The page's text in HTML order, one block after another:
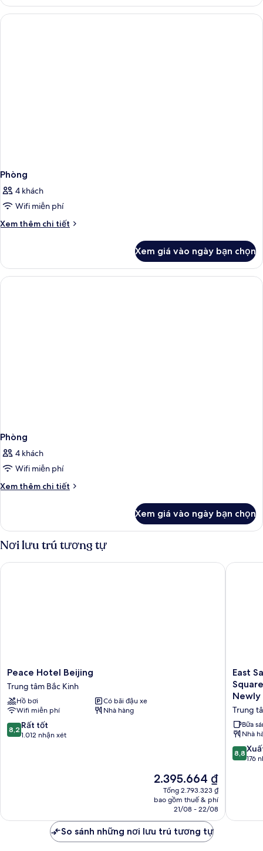
Phòng
Phòng
4 khách
Wifi miễn phí
Xem thêm chi tiết
Chi
Phòng
Xem giá vào ngày bạn chọn
Phòng
4 khách
Wifi miễn phí
Xem thêm chi tiết
Chi
Phòng
Xem giá vào ngày bạn chọn
Nơi lưu trú tương tự
Peace
Hotel
Beijing
Trung
tâm
Bắc
Kinh
Peace Hotel Beijing
Trung tâm Bắc Kinh
Hồ bơi
Có bãi đậu xe
Wifi miễn phí
Nhà hàng
8.2
trên
8,2 Rất tốt
1.012 nhận xét
Giá
hiện
tại
2.395.664 ₫
2.395.664 ₫
Tổng 2.793.323 ₫
bao gồm thuế & phí
21/08 - 22/08
Peace Hotel Beijing
East
Sacred
Hotel-
near
Beijing
tâm
East
Trung
Bữa
Nhà
8.8
trên
xét
8,8
176
East
So sánh những nơi lưu trú tương tự